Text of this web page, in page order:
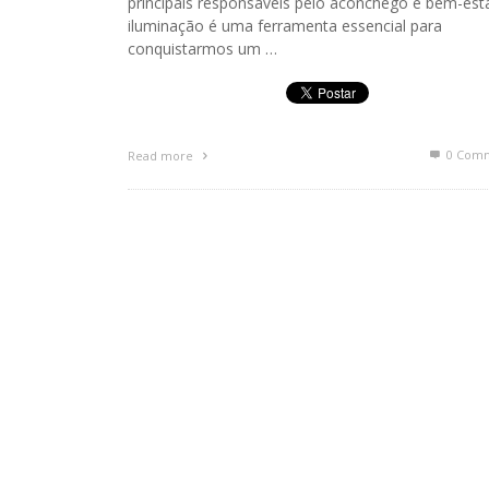
iluminação é uma ferramenta essencial para
conquistarmos um …
Read more 0